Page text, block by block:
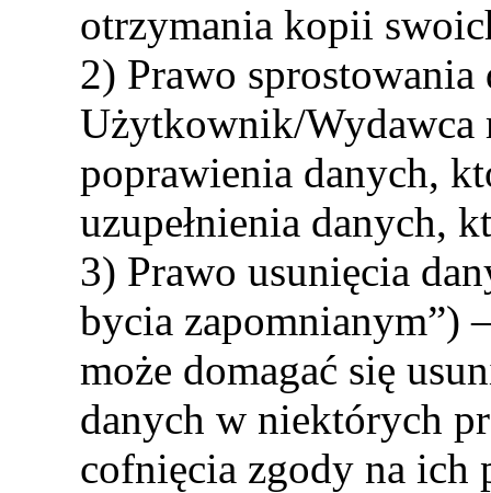
otrzymania kopii
2) Prawo
Użytkownik/Wydawca
poprawienia danych,
uzupełnienia danych,
3) Prawo usunięcia
bycia zapomnianym”)
może domagać się
danych w niektórych
cofnięcia zgody na ich